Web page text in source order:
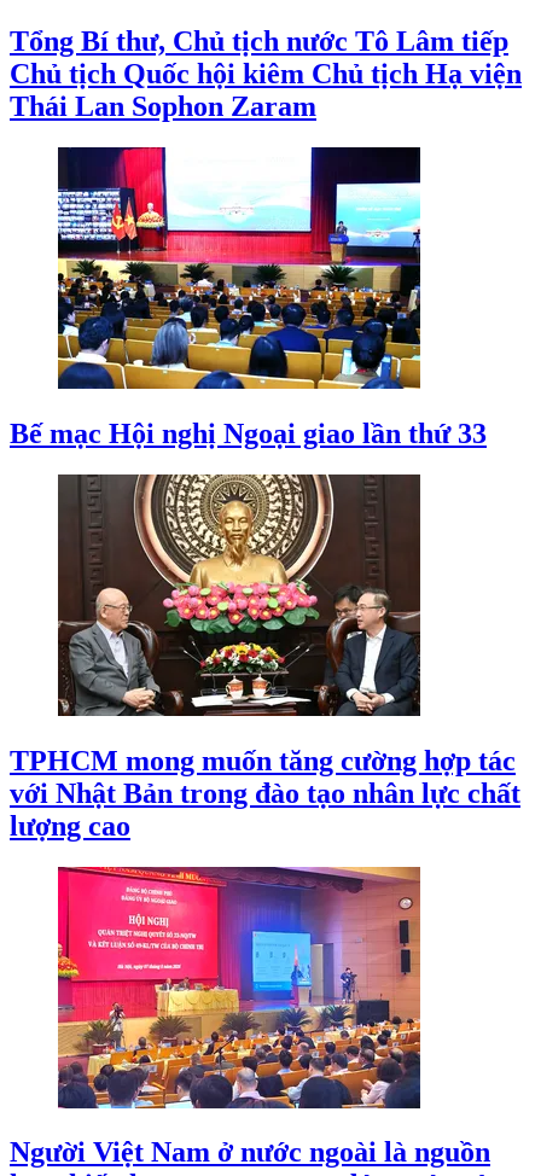
Tổng Bí thư, Chủ tịch nước Tô Lâm tiếp
Chủ tịch Quốc hội kiêm Chủ tịch Hạ viện
Thái Lan Sophon Zaram
Bế mạc Hội nghị Ngoại giao lần thứ 33
TPHCM mong muốn tăng cường hợp tác
với Nhật Bản trong đào tạo nhân lực chất
lượng cao
Người Việt Nam ở nước ngoài là nguồn